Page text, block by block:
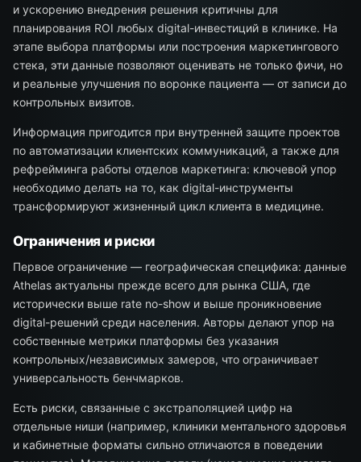
и ускорению внедрения решения критичны для
планирования ROI любых digital-инвестиций в клинике. На
этапе выбора платформы или построения маркетингового
стека, эти данные позволяют оценивать не только фичи, но
и реальные улучшения по воронке пациента — от записи до
контрольных визитов.
Информация пригодится при внутренней защите проектов
по автоматизации клиентских коммуникаций, а также для
рефрейминга работы отделов маркетинга: ключевой упор
необходимо делать на то, как digital-инструменты
трансформируют жизненный цикл клиента в медицине.
Ограничения и риски
Первое ограничение — географическая специфика: данные
Athelas актуальны прежде всего для рынка США, где
исторически выше rate no-show и выше проникновение
digital-решений среди населения. Авторы делают упор на
собственные метрики платформы без указания
контрольных/независимых замеров, что ограничивает
универсальность бенчмарков.
Есть риски, связанные с экстраполяцией цифр на
отдельные ниши (например, клиники ментального здоровья
и кабинетные форматы сильно отличаются в поведении